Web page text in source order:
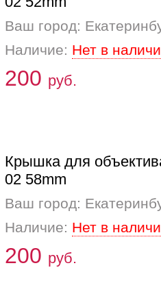
Ваш город:
Наличие: Нет в
200 руб.
Крышка для
02 58mm
Ваш город:
Наличие: Нет в
200 руб.